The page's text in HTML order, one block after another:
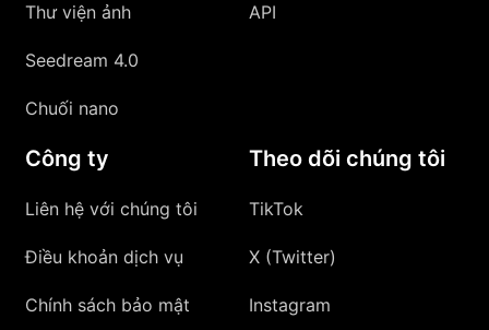
Thư viện ảnh
Seedream 4.0
Chuối nano
API
Công ty
Liên hệ với chúng tôi
Điều khoản dịch vụ
Chính sách bảo mật
Theo dõi chúng tôi
TikTok
X (Twitter)
Instagram